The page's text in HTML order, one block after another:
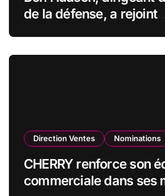
de la défense, a rejoint
Direction Ventes Nominations
CHERRY renforce son
commerciale dans ses